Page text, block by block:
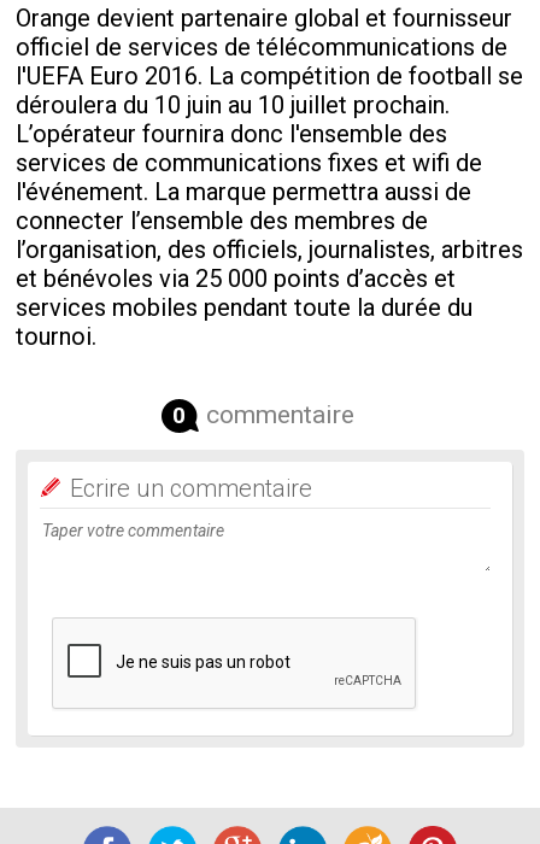
Orange devient partenaire global et fournisseur
officiel de services de télécommunications de
l'UEFA Euro 2016. La compétition de football se
déroulera du 10 juin au 10 juillet prochain.
L’opérateur fournira donc l'ensemble des
services de communications fixes et wifi de
l'événement. La marque permettra aussi de
connecter l’ensemble des membres de
l’organisation, des officiels, journalistes, arbitres
et bénévoles via 25 000 points d’accès et
services mobiles pendant toute la durée du
tournoi.
0 commentaire
Ecrire un commentaire